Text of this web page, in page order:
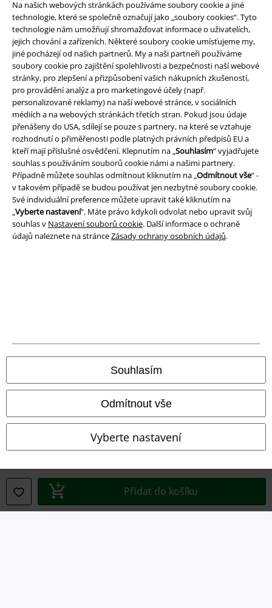
Na našich webových stránkách používáme soubory cookie a jiné
technologie, které se společně označují jako „soubory cookies“. Tyto
technologie nám umožňují shromažďovat informace o uživatelích,
jejich chování a zařízeních. Některé soubory cookie umísťujeme my,
jiné pocházejí od našich partnerů. My a naši partneři používáme
soubory cookie pro zajištění spolehlivosti a bezpečnosti naší webové
stránky, pro zlepšení a přizpůsobení vašich nákupních zkušeností,
pro provádění analýz a pro marketingové účely (např.
personalizované reklamy) na naší webové stránce, v sociálních
médiích a na webových stránkách třetích stran. Pokud jsou údaje
přenášeny do USA, sdílejí se pouze s partnery, na které se vztahuje
rozhodnutí o přiměřenosti podle platných právních předpisů EU a
kteří mají příslušné osvědčení. Klepnutím na „Souhlasím“ vyjadřujete
souhlas s používáním souborů cookie námi a našimi partnery.
Případně můžete souhlas odmítnout kliknutím na „Odmítnout vše“ -
v takovém případě se budou používat jen nezbytné soubory cookie.
Své individuální preference můžete upravit také kliknutím na
„Vyberte nastavení“. Máte právo kdykoli odvolat nebo upravit svůj
souhlas v Nastavení souborů cookie. Další informace o ochraně
údajů naleznete na stránceZásady ochrany osobních údajů.
Souhlasím
Odmítnout vše
Vyberte nastavení
Přidat do košíku
Stáhněte si novou EMP aplikaci zdarma a využijte všechny nové
funkce a výhody!
A Warner Music Group Company
Ochrana osobních údajů
Likvidace odpadu a ochrana životního prostředí
Informace o přístupnosti
Nastavení souborů cookie
Odstoupení od smlouvy